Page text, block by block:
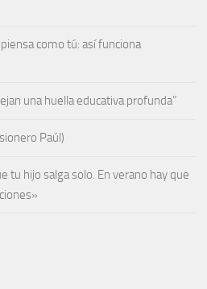
como tú: así funciona
una huella educativa profunda”
Paúl)
tu hijo salga solo. En verano hay que